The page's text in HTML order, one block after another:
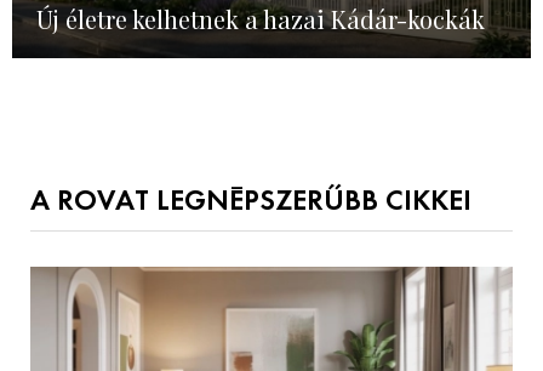
Új életre kelhetnek a hazai Kádár-kockák
A ROVAT LEGNÉPSZERŰBB CIKKEI